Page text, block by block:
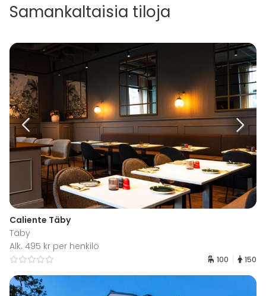
Samankaltaisia tiloja
Caliente Täby
Täby
Alk. 495 kr per henkilö
100 150